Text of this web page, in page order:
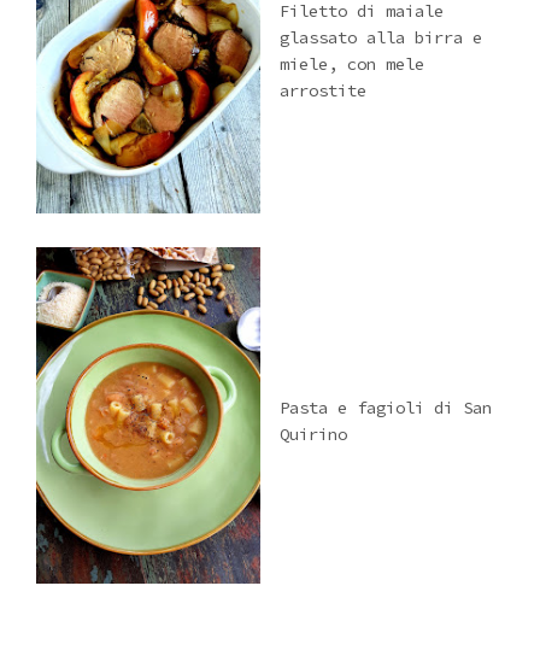
Filetto di maiale
glassato alla birra e
miele, con mele
arrostite
Pasta e fagioli di San
Quirino